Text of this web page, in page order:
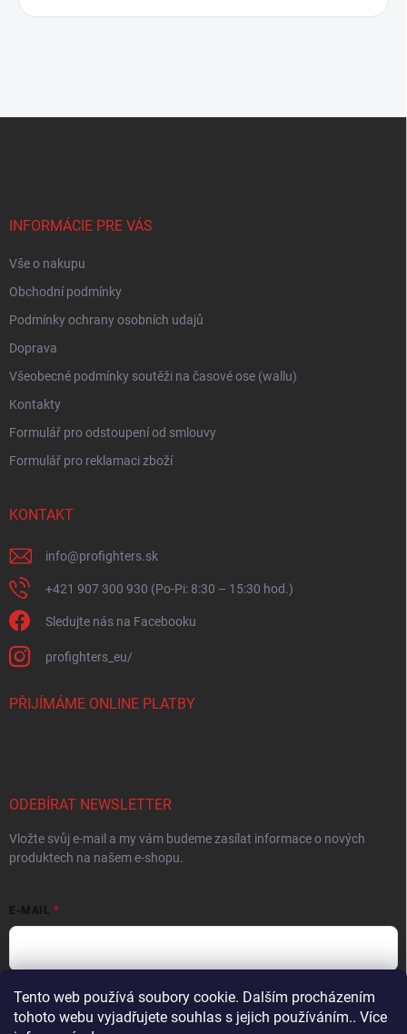
Tento web používá soubory cookie. Dalším procházením
tohoto webu vyjadřujete souhlas s jejich používáním.. Více
INFORMÁCIE PRE VÁS
Vše o nakupu
Obchodní podmínky
Podmínky ochrany osobních udajů
Doprava
Všeobecné podmínky soutěži na časové ose (wallu)
Kontakty
Formulář pro odstoupení od smlouvy
Formulář pro reklamaci zboží
KONTAKT
info@profighters.sk
+421 907 300 930 (Po-Pi: 8:30 – 15:30 hod.)
Sledujte nás na Facebooku
profighters_eu/
PŘIJÍMÁME ONLINE PLATBY
ODEBÍRAT NEWSLETTER
Vložte svůj e-mail a my vám budeme zasílat informace o nových
produktech na našem e-shopu.
E-MAIL
Vložením e-mailu súhlasíte spodmienkami ochrany osobných údajov
Přihlásit se